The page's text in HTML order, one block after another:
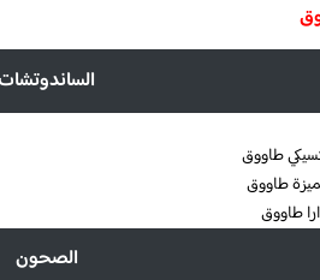
الساندوتشات
طاووق
طاووق
طاووق
الصحون